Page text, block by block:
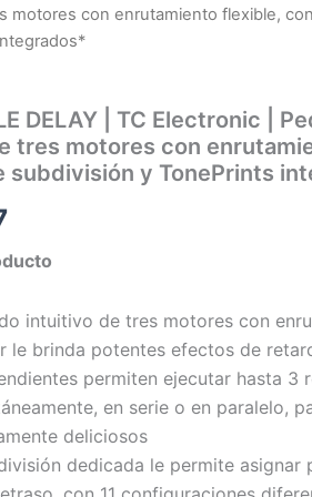
motores con enrutamiento flexible,
DELAY | TC Electronic |
tres motores con
y TonePrints
intuitivo de tres motores con
le brinda potentes efectos de
permiten ejecutar hasta 3
en serie o en paralelo,
deliciosos
dedicada le permite asignar